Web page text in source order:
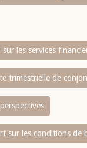
les services
trimestrielle de
sur les conditions de